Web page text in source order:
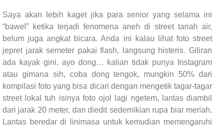
Saya akan lebih kaget jika para senior yang selama ini
“bawel” ketika terjadi fenomena aneh di street tanah air,
belum juga angkat bicara. Anda ini kalau lihat foto street
jepret jarak semeter pakai flash, langsung histeris. Giliran
ada kayak gini, ayo dong… kalian tidak punya Instagram
atau gimana sih, coba dong tengok, mungkin 50% dari
kompilasi foto yang bisa dicari dengan mengetik tagar-tagar
street lokal tuh isinya foto ojol lagi ngetem, lantas diambil
dari jarak 20 meter, dan diedit sedemikian rupa biar meriah.
Lantas beredar di linimasa untuk kemudian memengaruhi